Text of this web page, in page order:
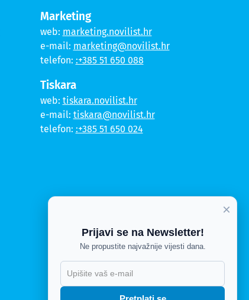
Marketing
web: marketing.novilist.hr
e-mail: marketing@novilist.hr
telefon: :+385 51 650 088
Tiskara
web: tiskara.novilist.hr
e-mail: tiskara@novilist.hr
telefon: :+385 51 650 024
×
Prijavi se na Newsletter!
Ne propustite najvažnije vijesti dana.